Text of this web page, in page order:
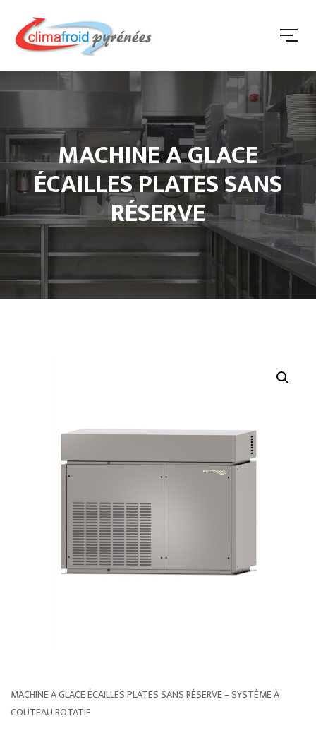
MACHINE A GLACE
ÉCAILLES PLATES SANS
RÉSERVE
MACHINE A GLACE ÉCAILLES PLATES SANS RÉSERVE – SYSTÈME À
COUTEAU ROTATIF